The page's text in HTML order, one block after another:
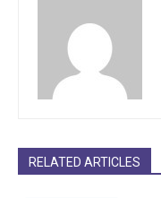
RELATED ARTICLES